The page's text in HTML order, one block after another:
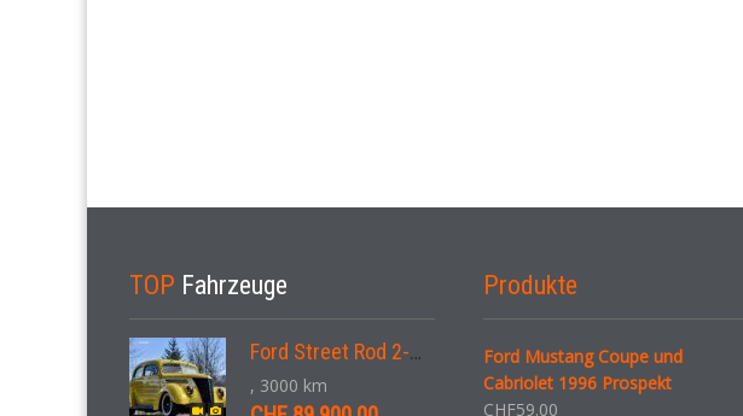
TOP Fahrzeuge
Ford Street Rod 2-Door V8 Aut. 1937
, 3000 km
Produkte
Ford Mustang Coupe und
Cabriolet 1996 Prospekt
CHF59.00